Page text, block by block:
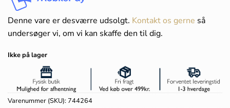
Denne vare er desværre udsolgt. Kontakt os gerne så
undersøger vi, om vi kan skaffe den til dig.
Ikke på lager
Varenummer (SKU):744264